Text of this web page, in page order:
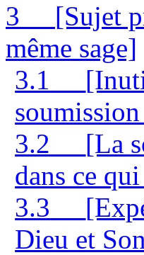
3
[Sujet
même sage]
3.1
3.2
[La
dans ce
3.3
Dieu et